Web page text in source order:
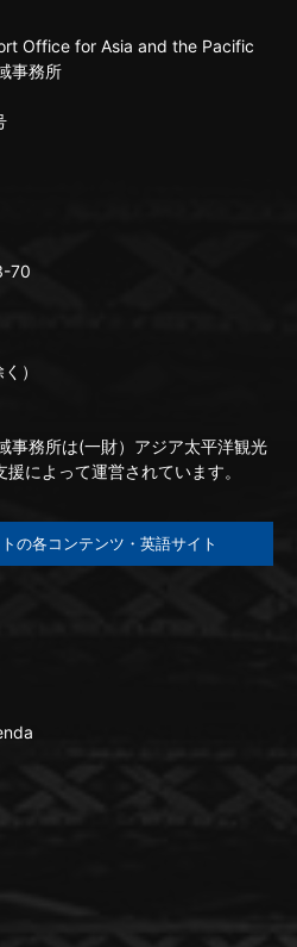
Office for Asia and the Pacific
事務所
70
）
事務所は(一財）アジア太平洋観光
によって運営されています。
の各コンテンツ・英語サイト